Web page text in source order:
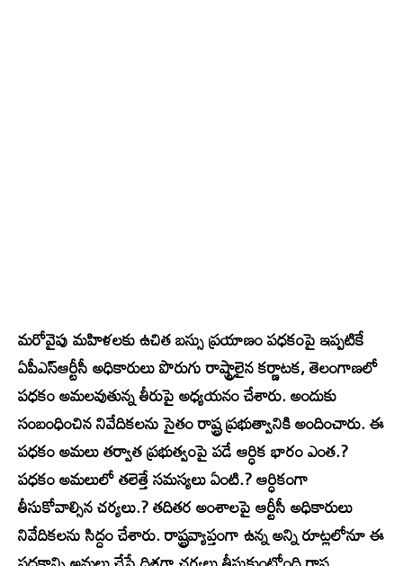
మరోవైపు మహిళలకు ఉచిత బస్సు ప్రయాణం పధకంపై ఇప్పటికే
ఏపీఎస్‌ఆర్టీసీ అధికారులు పొరుగు రాష్ట్రాలైన కర్ణాటక, తెలంగాణలో
పధకం అమలవుతున్న తీరుపై అధ్యయనం చేశారు. అందుకు
సంబంధించిన నివేదికలను సైతం రాష్ట్ర ప్రభుత్వానికి అందించారు. ఈ
పధకం అమలు తర్వాత ప్రభుత్వంపై పడే ఆర్ధిక భారం ఎంత.?
పధకం అమలులో తలెత్తే సమస్యలు ఏంటి.? ఆర్ధికంగా
తీసుకోవాల్సిన చర్యలు.? తదితర అంశాలపై ఆర్టీసీ అధికారులు
నివేదికలను సిద్దం చేశారు. రాష్ట్రవ్యాప్తంగా ఉన్న అన్ని రూట్లలోనూ ఈ